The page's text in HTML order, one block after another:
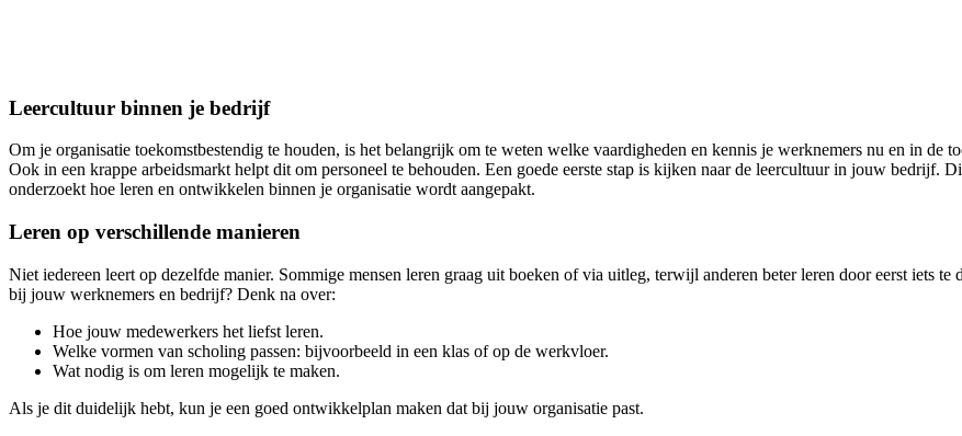
Leercultuur binnen je bedrijf
Om je organisatie toekomstbestendig te houden, is het belangrijk om te weten welke vaardigheden en kennis je werknemers nu en in de
Ook in een krappe arbeidsmarkt helpt dit om personeel te behouden. Een goede eerste stap is kijken naar de leercultuur in jouw bedrijf.
onderzoekt hoe leren en ontwikkelen binnen je organisatie wordt aangepakt.
Leren op verschillende manieren
Niet iedereen leert op dezelfde manier. Sommige mensen leren graag uit boeken of via uitleg, terwijl anderen beter leren door eerst iets te
bij jouw werknemers en bedrijf? Denk na over:
Hoe jouw medewerkers het liefst leren.
Welke vormen van scholing passen: bijvoorbeeld in een klas of op de werkvloer.
Wat nodig is om leren mogelijk te maken.
Als je dit duidelijk hebt, kun je een goed ontwikkelplan maken dat bij jouw organisatie past.